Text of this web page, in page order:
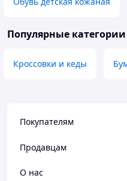
Популярные категории
Кроссовки и кеды
Покупателям
Продавцам
О нас